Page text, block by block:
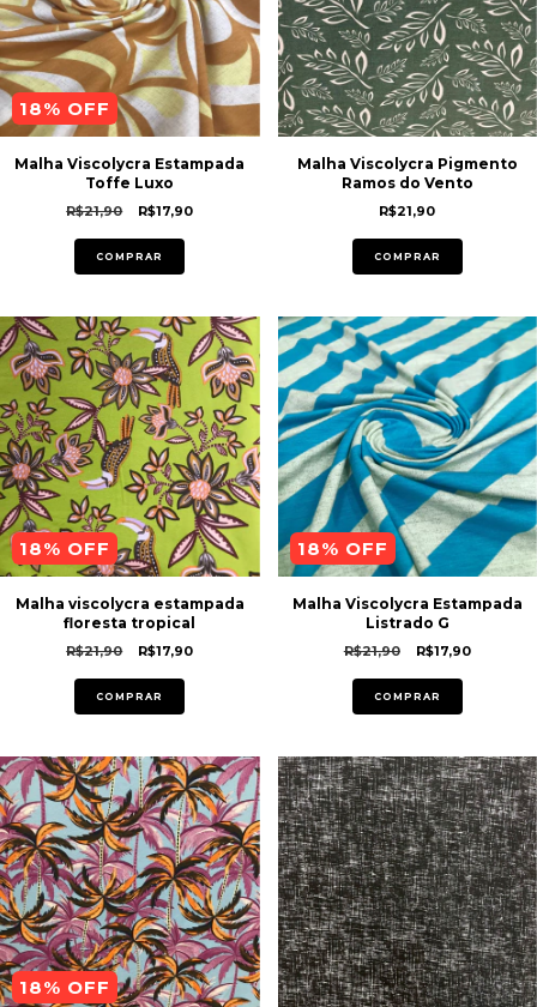
18% OFF
Malha Viscolycra Estampada
Toffe Luxo
R$21,90 R$17,90
COMPRAR
Malha Viscolycra Pigmento
Ramos do Vento
R$21,90
COMPRAR
18% OFF
Malha viscolycra estampada
floresta tropical
R$21,90 R$17,90
COMPRAR
18% OFF
Malha Viscolycra Estampada
Listrado G
R$21,90 R$17,90
COMPRAR
18% OFF